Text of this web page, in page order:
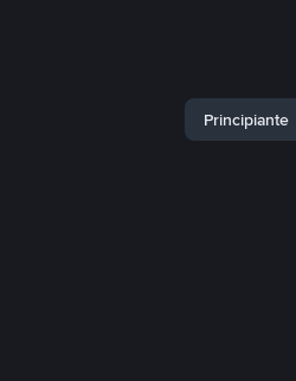
Principiante